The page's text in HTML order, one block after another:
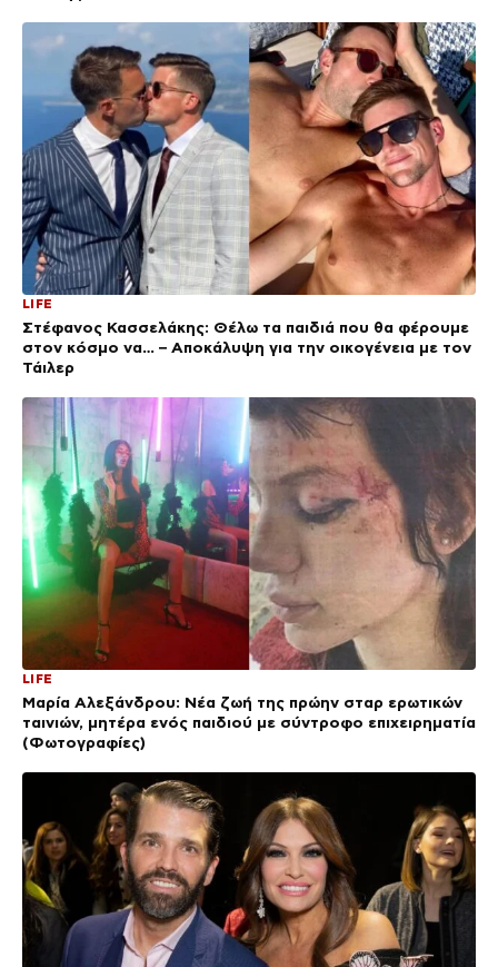
LIFE
Στέφανος Κασσελάκης: Θέλω τα παιδιά που θα φέρουμε
στον κόσμο να… – Αποκάλυψη για την οικογένεια με τον
Τάιλερ
LIFE
Μαρία Αλεξάνδρου: Νέα ζωή της πρώην σταρ ερωτικών
ταινιών, μητέρα ενός παιδιού με σύντροφο επιχειρηματία
(Φωτογραφίες)